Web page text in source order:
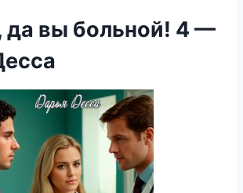
да вы больной! 4 —